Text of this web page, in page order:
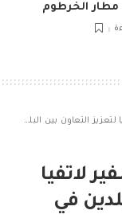
الخرطوم
التعاون بين البلدين في
لاتفيا
في